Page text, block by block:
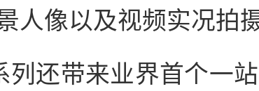
人像以及视频实况拍
列还带来业界首个一